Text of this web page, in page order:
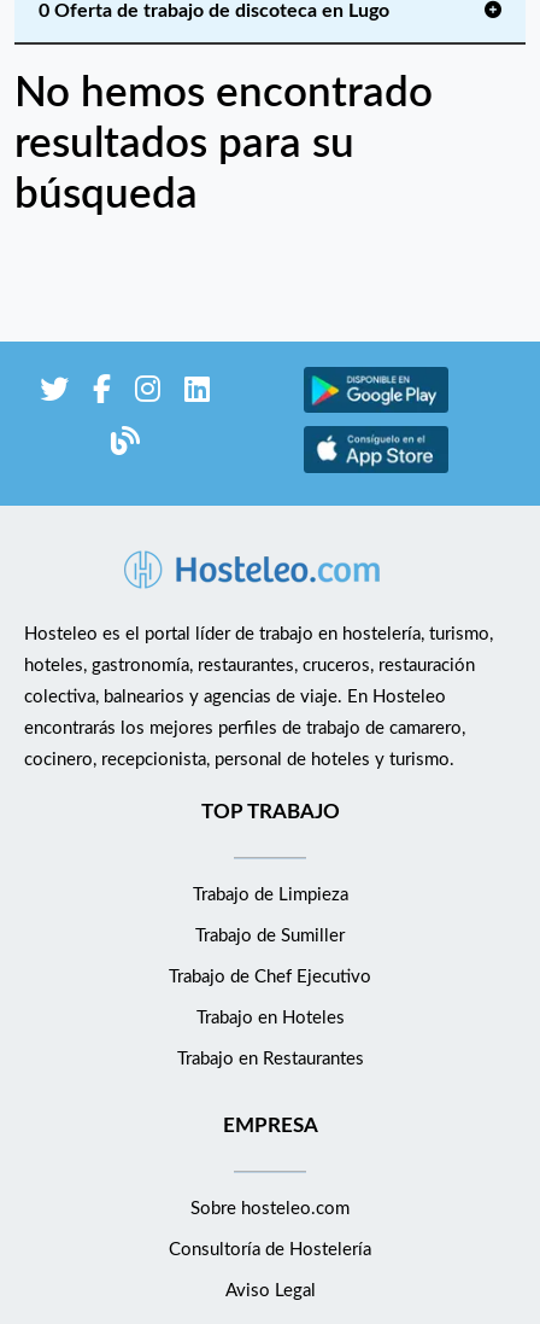
0 Oferta de trabajo de discoteca en Lugo
No hemos encontrado
resultados para su
búsqueda
Hosteleo es el portal líder de trabajo en hostelería, turismo,
hoteles, gastronomía, restaurantes, cruceros, restauración
colectiva, balnearios y agencias de viaje. En Hosteleo
encontrarás los mejores perfiles de trabajo de camarero,
cocinero, recepcionista, personal de hoteles y turismo.
TOP TRABAJO
Trabajo de Limpieza
Trabajo de Sumiller
Trabajo de Chef Ejecutivo
Trabajo en Hoteles
Trabajo en Restaurantes
EMPRESA
Sobre hosteleo.com
Consultoría de Hostelería
Aviso Legal